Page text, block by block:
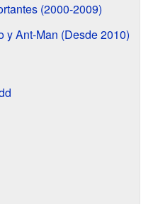
(2000-2009)
y Ant-Man (Desde 2010)